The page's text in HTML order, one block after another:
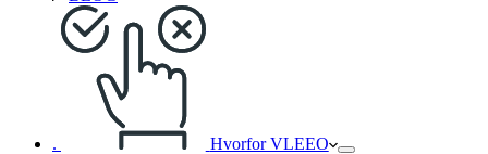
. Hvorfor VLEEO